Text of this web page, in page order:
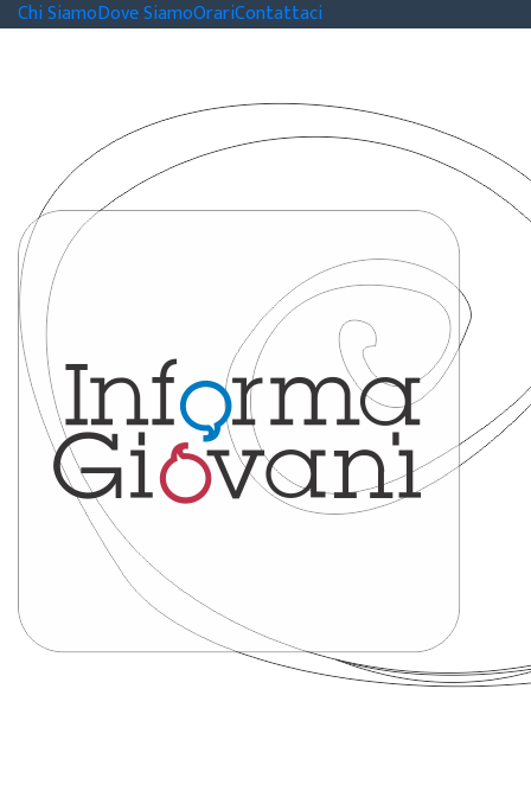
Chi SiamoDove SiamoOrariContattaci